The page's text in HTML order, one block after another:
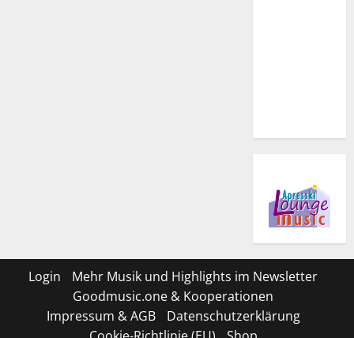
Login
Mehr Musik und Highlights im Newsletter
Goodmusic.one & Kooperationen
Impressum & AGB
Datenschutzerklärung